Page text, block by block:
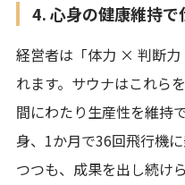
4. 心身の健康維持
経営者は「体力 × 判断
れます。サウナはこれら
間にわたり生産性を維持
身、1か月で36回飛行機
つつも、成果を出し続け